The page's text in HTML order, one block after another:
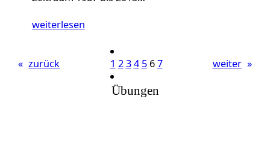
weiterlesen
« zurück 1 2 3 4 5 6 7 weiter »
Übungen